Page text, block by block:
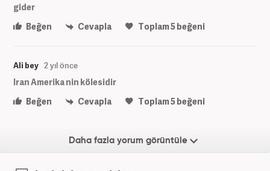
gider
Beğen
Cevapla Toplam5beğeni
Ali bey 2 yıl önce
Iran Amerika nin kölesidir
Beğen
Cevapla Toplam5beğeni
Daha fazla yorum görüntüle